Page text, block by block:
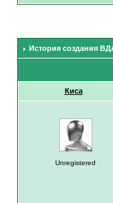
История создания
Киса
Unregistered